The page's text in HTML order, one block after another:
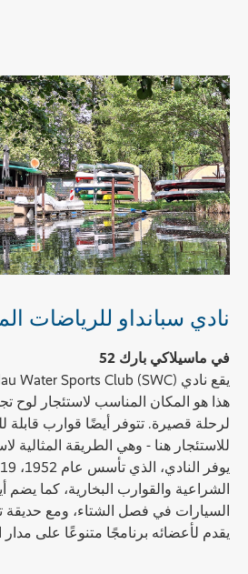
نادي سبانداو للرياضات
في ماسيلاكي بارك 52
هذا هو المكان المناسب لاستئجار لوح
لرحلة قصيرة. تتوفر أيضًا قوارب قابلة
للاستئجار هنا - وهي الطريقة المثالية
الشراعية والقوارب البخارية، كما
السيارات في فصل الشتاء، ومع
يقدم لأعضائه برنامجًا متنوعًا على مدار